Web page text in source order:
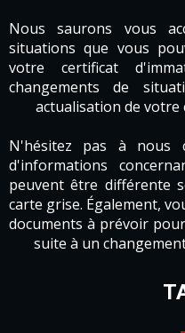
Nous saurons vous
situations que vous
votre certificat
changements de
actualisation de
N'hésitez pas à nous
d'informations
peuvent être différente
carte grise. Également,
documents à prévoir
suite à un